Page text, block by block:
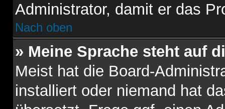
Administrator, damit er das
Nach oben
» Meine Sprache steht auf
Meist hat die Board-
installiert oder niemand hat